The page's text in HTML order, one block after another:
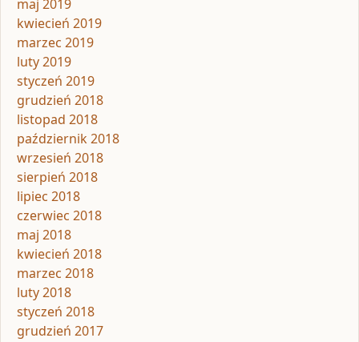
maj 2019
kwiecień 2019
marzec 2019
luty 2019
styczeń 2019
grudzień 2018
listopad 2018
październik 2018
wrzesień 2018
sierpień 2018
lipiec 2018
czerwiec 2018
maj 2018
kwiecień 2018
marzec 2018
luty 2018
styczeń 2018
grudzień 2017